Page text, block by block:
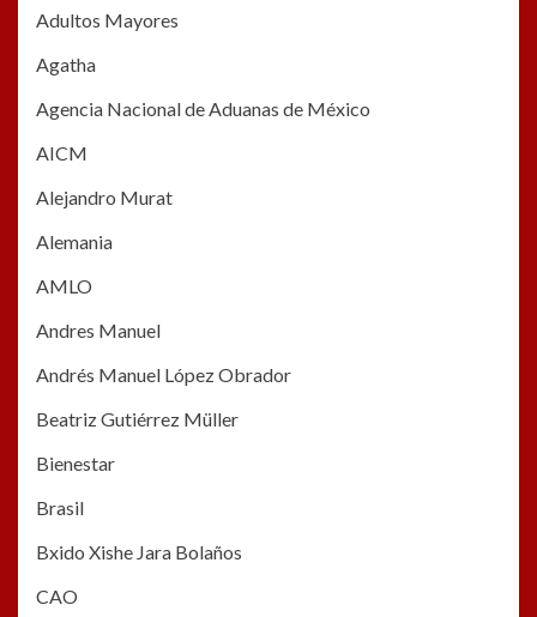
Adultos Mayores
Agatha
Agencia Nacional de Aduanas de México
AICM
Alejandro Murat
Alemania
AMLO
Andres Manuel
Andrés Manuel López Obrador
Beatriz Gutiérrez Müller
Bienestar
Brasil
Bxido Xishe Jara Bolaños
CAO